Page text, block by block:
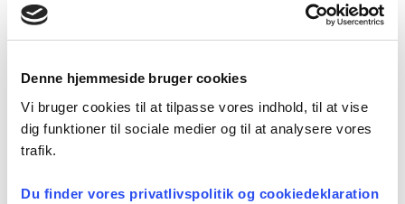
Denne hjemmeside bruger cookies
Vi bruger cookies til at tilpasse vores indhold, til at vise
dig funktioner til sociale medier og til at analysere vores
trafik.
Du finder vores privatlivspolitik og cookiedeklaration
pensionsalderen. Derfor skal du tage stilling til,
en begunstiget i en tidligere ordning i Velliv,
skal derfor udfylde en ny